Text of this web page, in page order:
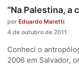
“Na Palestina, a
por Eduardo Maretti
4 de outubro de 2011
Conheci o
2006 em Salvador,